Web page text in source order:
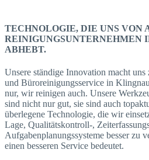
TECHNOLOGIE, DIE UNS VON
REINIGUNGSUNTERNEHMEN
ABHEBT.
Unsere ständige Innovation macht
und Büroreinigungsservice in
nur, wir reinigen auch. Unsere
sind nicht nur gut, sie sind auch
überlegene Technologie, die wir
Lage, Qualitätskontroll-,
Aufgabenplanungssysteme besser zu
einen besseren Service bedeutet.